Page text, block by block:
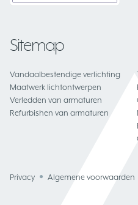
Sitemap
Vandaalbestendige verlichting
Maatwerk lichtontwerpen
Verledden van armaturen
Refurbishen van armaturen
Privacy Algemene voorwaarden